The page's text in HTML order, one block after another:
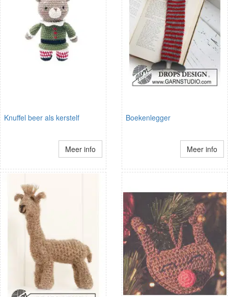
Knuffel beer als kerstelf
Meer info
Boekenlegger
Meer info